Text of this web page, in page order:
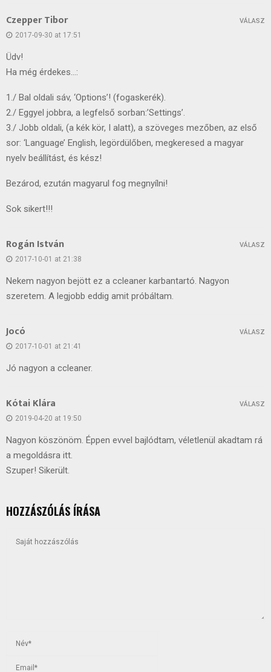
Czepper Tibor
2017-09-30 at 17:51
Üdv!
Ha még érdekes…:
1./ Bal oldali sáv, ‘Options’! (fogaskerék).
2./ Eggyel jobbra, a legfelső sorban:’Settings’.
3./ Jobb oldali, (a kék kör, I alatt), a szöveges mezőben, az első
sor: ‘Language’ English, legördülőben, megkeresed a magyar
nyelv beállítást, és kész!
Bezárod, ezután magyarul fog megnyílni!
Sok sikert!!!
VÁLASZ
Rogán István
2017-10-01 at 21:38
Nekem nagyon bejött ez a ccleaner karbantartó. Nagyon
szeretem. A legjobb eddig amit próbáltam.
VÁLASZ
Jocó
2017-10-01 at 21:41
Jó nagyon a ccleaner.
VÁLASZ
Kótai Klára
2019-04-20 at 19:50
Nagyon köszönöm. Éppen evvel bajlódtam, véletlenül akadtam rá
a megoldásra itt.
Szuper! Sikerült.
VÁLASZ
HOZZÁSZÓLÁS ÍRÁSA